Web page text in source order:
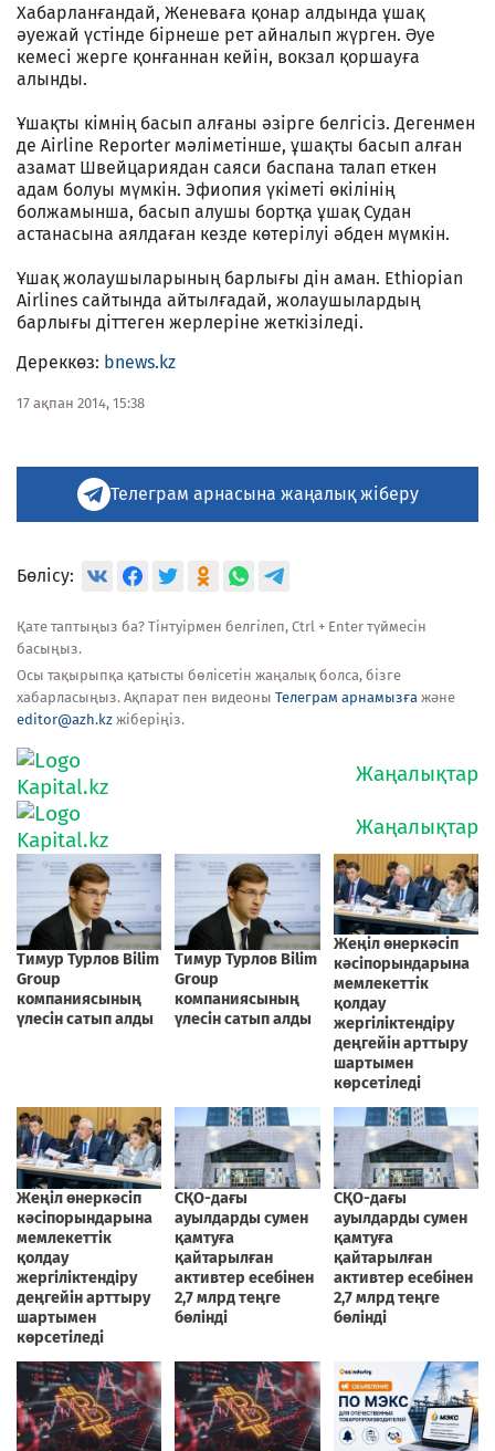
Хабарланғандай, Женеваға қонар алдында ұшақ
әуежай үстінде бірнеше рет айналып жүрген. Әуе
кемесі жерге қонғаннан кейін, вокзал қоршауға
алынды.
Ұшақты кімнің басып алғаны әзірге белгісіз. Дегенмен
де Airline Reporter мәліметінше, ұшақты басып алған
азамат Швейцариядан саяси баспана талап еткен
адам болуы мүмкін. Эфиопия үкіметі өкілінің
болжамынша, басып алушы бортқа ұшақ Судан
астанасына аялдаған кезде көтерілуі әбден мүмкін.
Ұшақ жолаушыларының барлығы дін аман. Ethiopian
Airlines сайтында айтылғадай, жолаушылардың
барлығы діттеген жерлеріне жеткізіледі.
Дереккөз: bnews.kz
17 ақпан 2014, 15:38
Телеграм арнасына жаңалық жіберу
Бөлісу:
Қате таптыңыз ба? Тінтуірмен белгілеп, Ctrl + Enter түймесін
басыңыз.
Осы тақырыпқа қатысты бөлісетін жаңалық болса, бізге
хабарласыңыз. Ақпарат пен видеоны Телеграм арнамызға және
editor@azh.kz жіберіңіз.